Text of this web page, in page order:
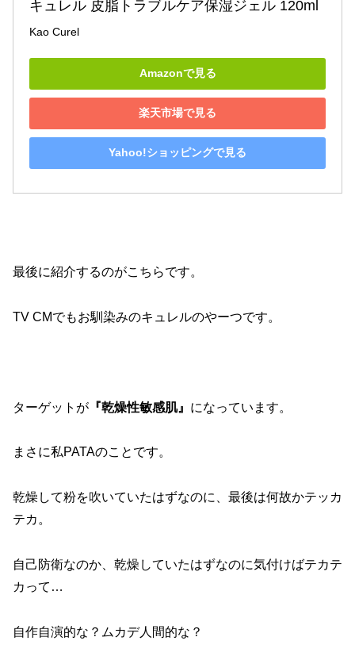
キュレル 皮脂トラブルケア保湿ジェル 120ml
Kao Curel
Amazonで見る
楽天市場で見る
Yahoo!ショッピングで見る
最後に紹介するのがこちらです。
TV CMでもお馴染みのキュレルのやーつです。
ターゲットが 『乾燥性敏感肌』 になっています。
まさに私PATAのことです。
乾燥して粉を吹いていたはずなのに、最後は何故かテッカ
テカ。
自己防衛なのか、乾燥していたはずなのに気付けばテカテ
カって…
自作自演的な？ムカデ人間的な？